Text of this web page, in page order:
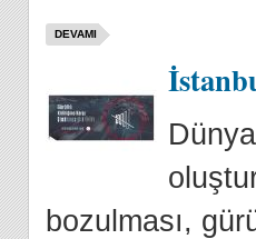
DEVAMI
bozulması,